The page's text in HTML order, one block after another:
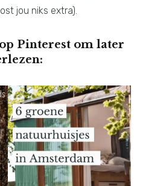
jou niks extra).
Pinterest om later